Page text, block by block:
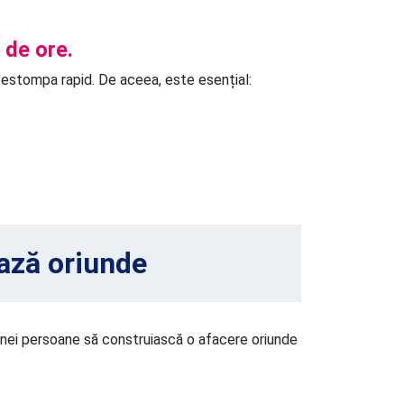
ore.
rapid. De aceea, este esențial:
oriunde
persoane să construiască o afacere oriunde